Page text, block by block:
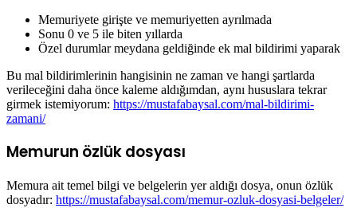
Memuriyete girişte ve memuriyetten ayrılmada
Sonu 0 ve 5 ile biten yıllarda
Özel durumlar meydana geldiğinde ek mal bildirimi yaparak
Bu mal bildirimlerinin hangisinin ne zaman ve hangi şartlarda
verileceğini daha önce kaleme aldığımdan, aynı hususlara tekrar
girmek istemiyorum: https://mustafabaysal.com/mal-bildirimi-
zamani/
Memurun özlük dosyası
Memura ait temel bilgi ve belgelerin yer aldığı dosya, onun özlük
dosyadır: https://mustafabaysal.com/memur-ozluk-dosyasi-belgeler/